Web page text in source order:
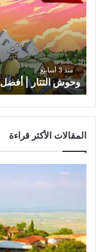
ش
ا
ل
ت
ت
ا
ر
|
أ
ف
ض
ر
ب
ا
منذ 3 أسابيع
وحوش التتار | أفضل
المقالات الأكثر قراءة